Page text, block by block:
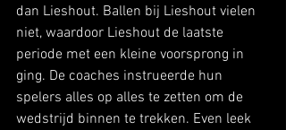
dan Lieshout. Ballen bij Lieshout vielen
niet, waardoor Lieshout de laatste
periode met een kleine voorsprong in
ging. De coaches instrueerde hun
spelers alles op alles te zetten om de
wedstrijd binnen te trekken. Even leek